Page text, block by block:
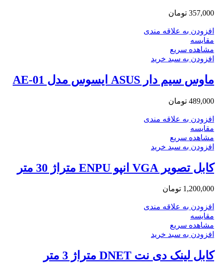
357,000 تومان
افزودن به علاقه مندی
مقایسه
مشاهده سریع
افزودن به سبد خرید
ماوس سیم دار ASUS ایسوس مدل AE-01
489,000 تومان
افزودن به علاقه مندی
مقایسه
مشاهده سریع
افزودن به سبد خرید
کابل تصویر VGA انپو ENPU متراژ 30 متر
1,200,000 تومان
افزودن به علاقه مندی
مقایسه
مشاهده سریع
افزودن به سبد خرید
کابل لینک دی نت DNET متراژ 3 متر